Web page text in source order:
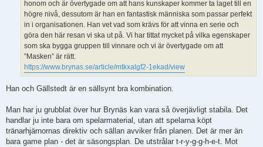
honom och är övertygade om att hans kunskaper kommer ta laget till en
högre nivå, dessutom är han en fantastisk människa som passar perfekt
in i organisationen. Han vet vad som krävs för att vinna en serie och
göra den här resan vi ska ut på. Vi har tittat mycket på vilka egenskaper
som ska bygga gruppen till vinnare och vi är övertygade om att
”Masken” är rätt.
https://www.brynas.se/article/mtkxalgf2-1ekad/view
Han och Gällstedt är en sällsynt bra kombination.
Man har ju grubblat över hur Brynäs kan vara så överjävligt stabila. Det
handlar ju inte bara om spelarmaterial, utan att spelarna köpt
tränarhjärnornas direktiv och sällan avviker från planen. Det är mer än
bara game plan - det är säsongsplan. De utstrålar t-r-y-g-g-h-e-t. Mot